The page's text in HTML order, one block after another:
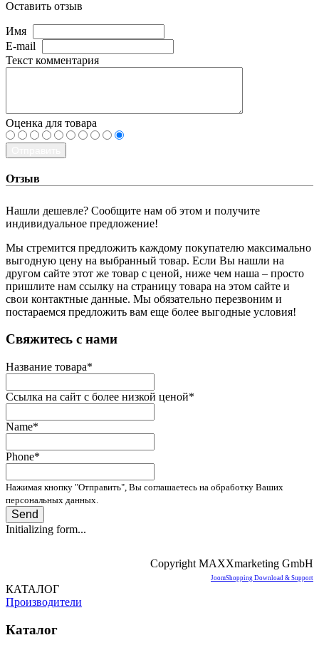
Оставить отзыв
Имя
E-mail
Текст комментария
Оценка для товара
Отзыв
Нашли дешевле? Сообщите нам об этом и получите
индивидуальное предложение!
Мы стремится предложить каждому покупателю максимально
выгодную цену на выбранный товар. Если Вы нашли на
другом сайте этот же товар с ценой, ниже чем наша – просто
пришлите нам ссылку на страницу товара на этом сайте и
свои контактные данные. Мы обязательно перезвоним и
постараемся предложить вам еще более выгодные условия!
­Свяжитесь с нами
Название товара*
Ссылка на сайт с более низкой ценой*
Name*
Phone*
Нажимая кнопку "Отправить", Вы соглашаетесь на обработку Ваших
персональных данных.
Send
Initializing form...
Copyright MAXXmarketing GmbH
JoomShopping Download & Support
КАТАЛОГ
Производители
Каталог